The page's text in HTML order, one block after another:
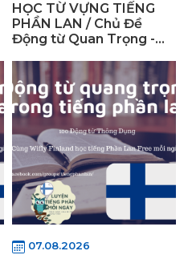
HỌC TỪ VỰNG TIẾNG
PHẦN LAN / Chủ Đề
Động từ Quan Trọng -
07.08.2026